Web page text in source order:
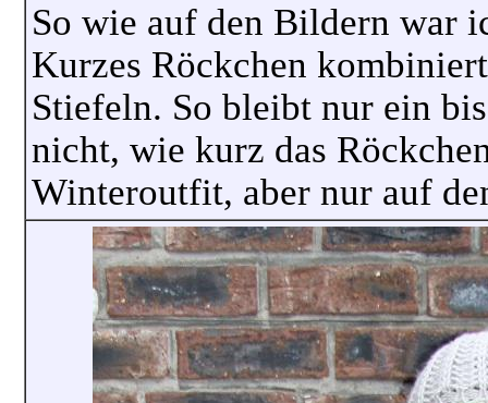
So wie auf den Bildern war
Kurzes Röckchen
Stiefeln. So bleibt nur ein
nicht, wie kurz das
Winteroutfit, aber nur auf